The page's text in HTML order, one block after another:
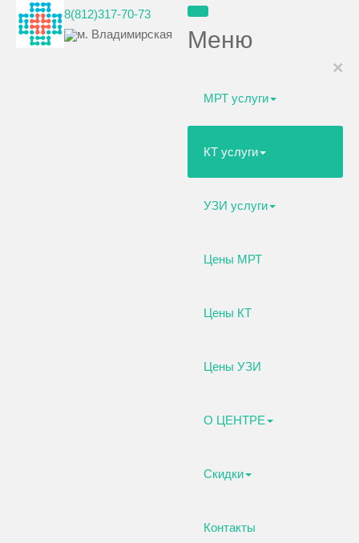
8(812)317-70-73
м. Владимирская
Меню
×
МРТ услуги
КТ услуги
УЗИ услуги
Цены МРТ
Цены КТ
Цены УЗИ
О ЦЕНТРЕ
Скидки
Контакты